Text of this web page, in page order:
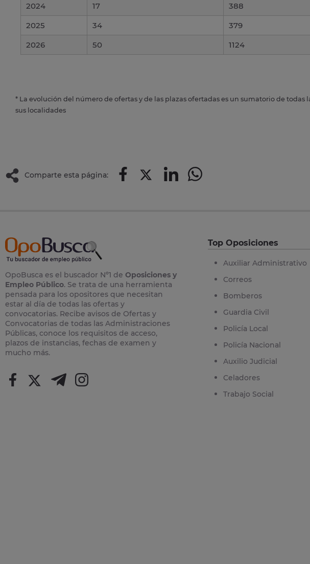
2024
17
388
2025
34
379
2026
50 1124
* La evolución del número de ofertas y de las plazas ofertadas es un sumatorio de todas
sus localidades
Comparte esta página:
OpoBusca es el buscador Nº1 de Oposiciones y
Empleo Público. Se trata de una herramienta
pensada para los opositores que necesitan
estar al día de todas las ofertas y
convocatorias. Recibe avisos de Ofertas y
Convocatorias de todas las Administraciones
Públicas, conoce los requisitos de acceso,
plazos de instancias, fechas de examen y
mucho más.
Top Oposiciones
Auxiliar Administrativo
Correos
Bomberos
Guardia Civil
Policía Local
Policía Nacional
Auxilio Judicial
Celadores
Trabajo Social